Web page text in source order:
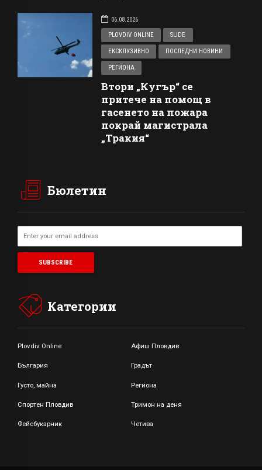
06.08.2026
PLOVDIV ONLINE
SLIDE
ЕКСКЛУЗИВНО ПОСЛЕДНИ НОВИНИ
РЕГИОНА
Втори „Кугър“ се
притече на помощ в
гасенето на пожара
покрай магистрала
„Тракия“
Бюлетин
Категории
Plovdiv Online Афиш Пловдив
България Градът
Густо, майна Региона
Спортен Пловдив Тримон на деня
Фейсбукарник Четива